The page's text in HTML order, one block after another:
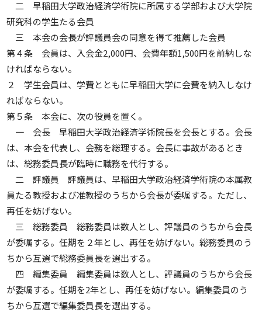
二 早稲田大学政治経済学術院に所属する学部および大学院
研究科の学生たる会員
三 本会の会長が評議員会の同意を得て推薦した会員
第４条 会員は、入会金2,000円、会費年額1,500円を前納しな
ければならない。
２ 学生会員は、学費とともに早稲田大学に会費を納入しなけ
ればならない。
第５条 本会に、次の役員を置く。
一 会長 早稲田大学政治経済学術院長を会長とする。会長
は、本会を代表し、会務を総理する。会長に事故があるとき
は、総務委員長が臨時に職務を代行する。
二 評議員 評議員は、早稲田大学政治経済学術院の本属教
員たる教授および准教授のうちから会長が委嘱する。ただし、
再任を妨げない。
三 総務委員 総務委員は数人とし、評議員のうちから会長
が委嘱する。任期を２年とし、再任を妨げない。総務委員のう
ちから互選で総務委員長を選出する。
四 編集委員 編集委員は数人とし、評議員のうちから会長
が委嘱する。任期を2年とし、再任を妨げない。編集委員のう
ちから互選で編集委員長を選出する。